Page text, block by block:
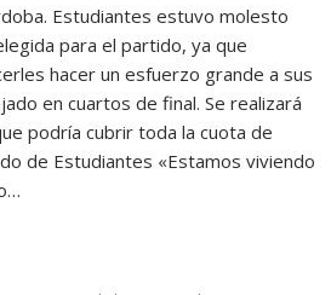
Estudiantes estuvo molesto
para el partido, ya que
hacer un esfuerzo grande a sus
en cuartos de final. Se realizará
podría cubrir toda la cuota de
de Estudiantes «Estamos viviendo